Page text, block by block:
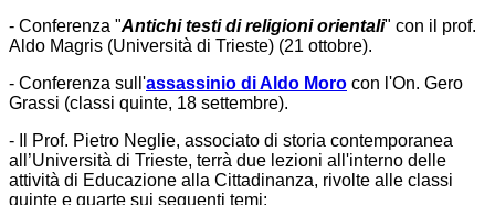
- Conferenza "Antichi testi di religioni orientali" con il prof.
Aldo Magris (Università di Trieste) (21 ottobre).
- Conferenza sull'assassinio di Aldo Moro con l'On. Gero
Grassi (classi quinte, 18 settembre).
- Il Prof. Pietro Neglie, associato di storia contemporanea
all’Università di Trieste, terrà due lezioni all'interno delle
attività di Educazione alla Cittadinanza, rivolte alle classi
quinte e quarte sui seguenti temi: